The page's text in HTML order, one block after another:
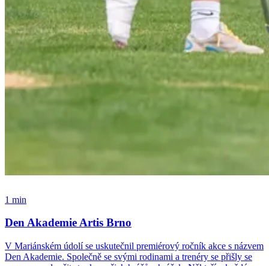
1 min
Den Akademie Artis Brno
V Mariánském údolí se uskutečnil premiérový ročník akce s názvem
Den Akademie. Společně se svými rodinami a trenéry se přišly se